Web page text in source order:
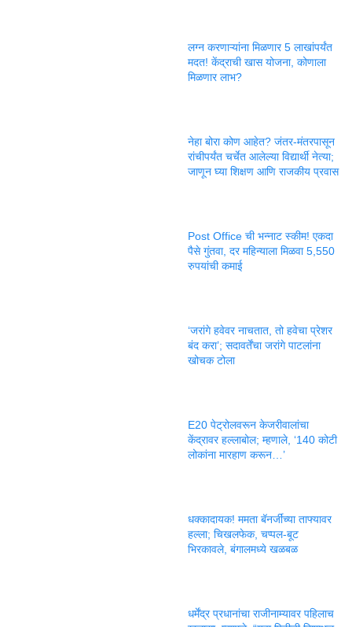
लग्न करणाऱ्यांना मिळणार 5 लाखांपर्यंत
मदत! केंद्राची खास योजना, कोणाला
मिळणार लाभ?
नेहा बोरा कोण आहेत? जंतर-मंतरपासून
रांचीपर्यंत चर्चेत आलेल्या विद्यार्थी नेत्या;
जाणून घ्या शिक्षण आणि राजकीय प्रवास
Post Office ची भन्नाट स्कीम! एकदा
पैसे गुंतवा, दर महिन्याला मिळवा 5,550
रुपयांची कमाई
‘जरांगे हवेवर नाचतात, तो हवेचा प्रेशर
बंद करा’; सदावर्तेंचा जरांगे पाटलांना
खोचक टोला
E20 पेट्रोलवरून केजरीवालांचा
केंद्रावर हल्लाबोल; म्हणाले, ‘140 कोटी
लोकांना मारहाण करून…’
धक्कादायक! ममता बॅनर्जींच्या ताफ्यावर
हल्ला; चिखलफेक, चप्पल-बूट
भिरकावले, बंगालमध्ये खळबळ
धर्मेंद्र प्रधानांचा राजीनाम्यावर पहिलाच